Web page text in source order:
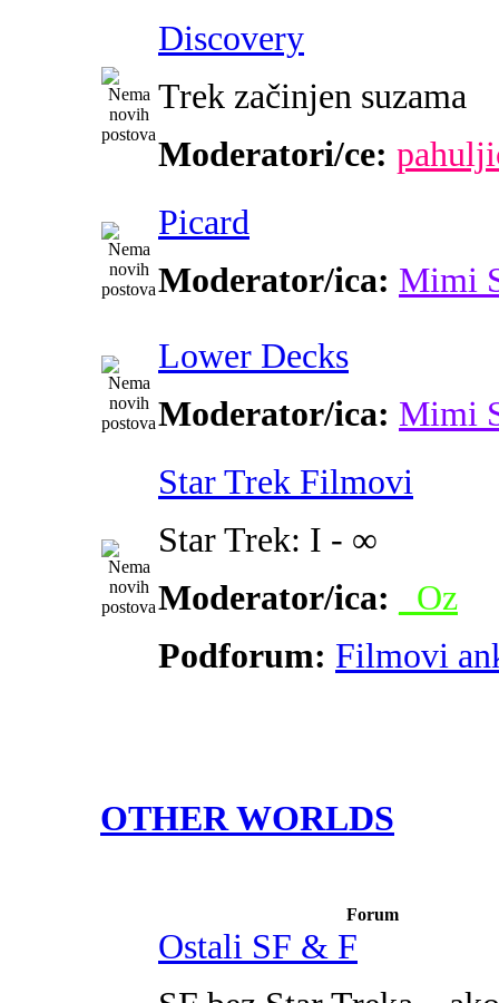
Discovery
Trek začinjen suzama
Moderatori/ce:
Picard
Moderator/ica: Mimi
Lower Decks
Moderator/ica: Mimi
Star Trek Filmovi
Star Trek: I - ∞
Moderator/ica:
_Oz
Podforum: Filmovi
OTHER WORLDS
Forum
Ostali SF & F